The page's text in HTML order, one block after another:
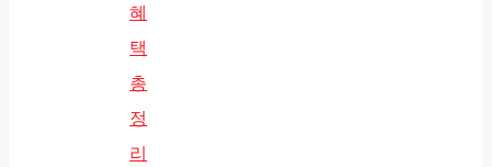
혜
택
총
정
리